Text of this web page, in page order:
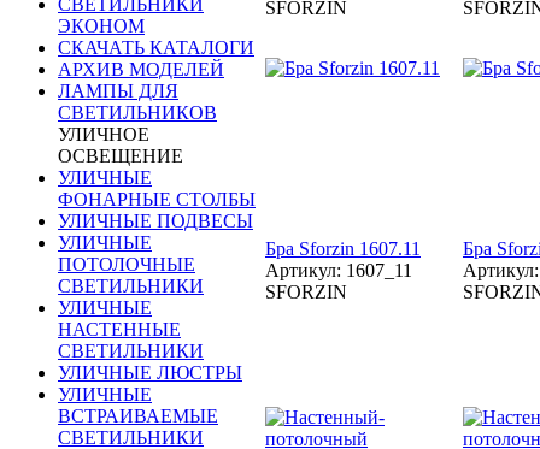
СВЕТИЛЬНИКИ
ЭКОНОМ
СКАЧАТЬ КАТАЛОГИ
АРХИВ МОДЕЛЕЙ
ЛАМПЫ ДЛЯ
СВЕТИЛЬНИКОВ
УЛИЧНОЕ
ОСВЕЩЕНИЕ
УЛИЧНЫЕ
ФОНАРНЫЕ СТОЛБЫ
УЛИЧНЫЕ ПОДВЕСЫ
УЛИЧНЫЕ
ПОТОЛОЧНЫЕ
СВЕТИЛЬНИКИ
УЛИЧНЫЕ
НАСТЕННЫЕ
СВЕТИЛЬНИКИ
УЛИЧНЫЕ ЛЮСТРЫ
УЛИЧНЫЕ
ВСТРАИВАЕМЫЕ
СВЕТИЛЬНИКИ
SFORZIN
Бра Sforzin 1607.11
Артикул: 1607_11
SFORZIN
Бра